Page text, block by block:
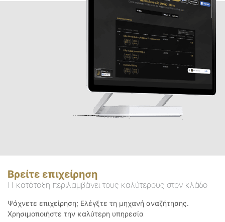
Βρείτε επιχείρηση
Η κατάταξη περιλαμβάνει τους καλύτερους στον κλάδο
Ψάχνετε επιχείρηση; Ελέγξτε τη μηχανή αναζήτησης.
Χρησιμοποιήστε την καλύτερη υπηρεσία